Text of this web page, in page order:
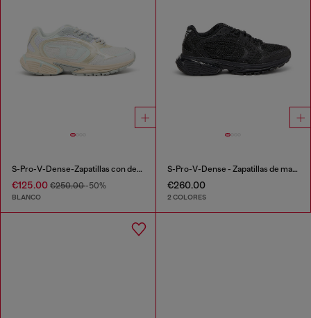
S-Pro-V-Dense-Zapatillas con detalles metálicos
€125.00 €250.00-50%
BLANCO
S-Pro-V-Dense - Zapatillas de malla con cristales
€260.00
2 COLORES